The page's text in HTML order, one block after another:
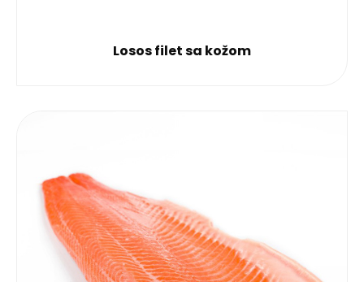
Losos filet sa kožom